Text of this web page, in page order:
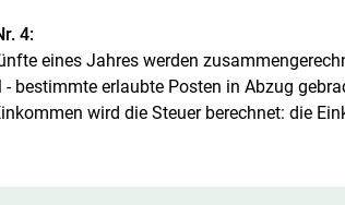
4:
eines Jahres werden
- bestimmte erlaubte Posten in Abzug
wird die Steuer berechnet: die